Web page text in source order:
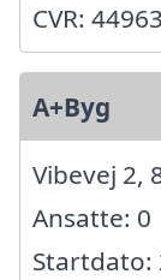
CVR:
A+Byg
Vibevej 2,
Ansatte: 0
Startdato: